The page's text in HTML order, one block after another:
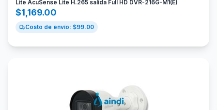
Lite AcuSense Lite H.265 salida Full HD DVR-216G-M1(E)
$1,169.00
Costo de envío: $99.00